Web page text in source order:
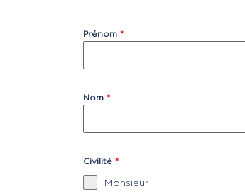
Prénom *
Nom *
Civilité *
Monsieur